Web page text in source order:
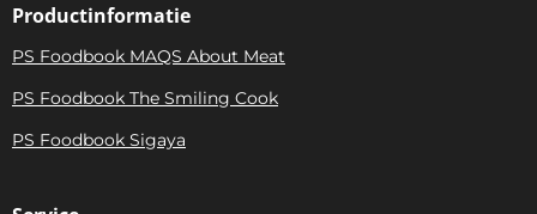
Productinformatie
PS Foodbook MAQS About Meat
PS Foodbook The Smiling Cook
PS Foodbook Sigaya